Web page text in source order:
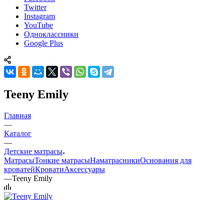
Twitter
Instagram
YouTube
Одноклассники
Google Plus
Teeny Emily
Главная
—
Каталог
—
Детские матрасы
МатрасыТонкие матрасыНаматрасникиОснования для
кроватейКроватиАксессуары
—Teeny Emily